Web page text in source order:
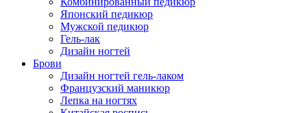
Японский педикюр
Мужской педикюр
Гель-лак
Дизайн ногтей
Брови
Дизайн ногтей гель-лаком
Французский маникюр
Лепка на ногтях